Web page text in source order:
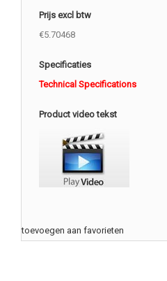
Prijs excl btw
€5.70468
Specificaties
Technical Specifications
Product video tekst
toevoegen aan favorieten